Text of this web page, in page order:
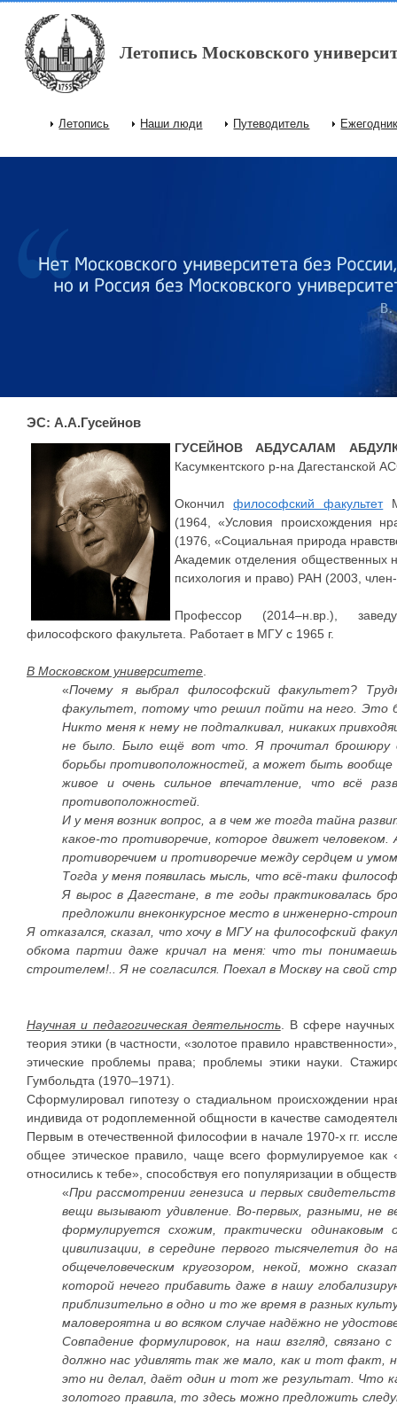
Перейти к основному содержанию
Летопись Московского
Главное меню
Летопись Наши люди Путеводитель
ЭС: А.А.Гусейнов
ГУСЕЙНОВ АБДУСАЛАМ
Касумкентского р-на Дагестанской
Окончилфилософский факультет
(1964, «Условия происхождения
(1976, «Социальная природа
Академик отделения общественных
психология и право) РАН (2003,
Профессор (2014–н.вр.),
философского факультета. Работает в МГУ с 1965 г.
В Московском университете
«Почему я выбрал философский факультет?
факультет, потому что решил пойти на него. Это
Никто меня к нему не подталкивал, никаких
не было. Было ещё вот что. Я прочитал брошюру
борьбы противоположностей, а может быть вообще
живое и очень сильное впечатление, что всё
противоположностей.
И у меня возник вопрос, а в чем же тогда тайна
какое-то противоречие, которое движет
противоречием и противоречие между сердцем и
Тогда у меня появилась мысль, что всё-таки
Я вырос в Дагестане, в те годы практиковалась
предложили внеконкурсное место в инженерно-
Я отказался, сказал, что хочу в МГУ на философский
обкома партии даже кричал на меня: что ты
строителем!.. Я не согласился. Поехал в Москву на свой
Научная и педагогическая деятельность. В сфере научных
теория этики (в частности, «золотое правило
этические проблемы права; проблемы этики науки.
Гумбольдта (1970–1971).
Сформулировал гипотезу о стадиальном происхождении
индивида от родоплеменной общности в качестве
Первым в отечественной философии в начале 1970-х гг.
общее этическое правило, чаще всего формулируемое как
относились к тебе», способствуя его популяризации в
«При рассмотрении генезиса и первых
вещи вызывают удивление. Во-первых, разными, не
формулируется схожим, практически
цивилизации, в середине первого тысячелетия до
общечеловеческим кругозором, некой, можно
которой нечего прибавить даже в нашу
приблизительно в одно и то же время в разных
маловероятна и во всяком случае надёжно не
Совпадение формулировок, на наш взгляд,
должно нас удивлять так же мало, как и тот факт,
это ни делал, даёт один и тот же результат. Что
золотого правила, то здесь можно предложить